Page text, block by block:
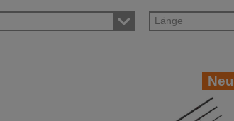
Länge
Neu